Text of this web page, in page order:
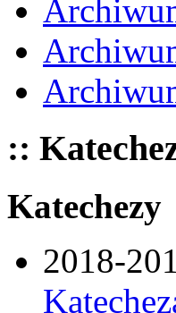
::
Katechezy
2018-